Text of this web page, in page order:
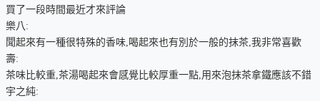
買了一段時間最近才來評論
樂八:
聞起來有一種很特殊的香味,喝起來也有別於一般的抹茶,我非常喜歡
壽:
茶味比較重,茶湯喝起來會感覺比較厚重一點,用來泡抹茶拿鐵應該不錯
宇之純: